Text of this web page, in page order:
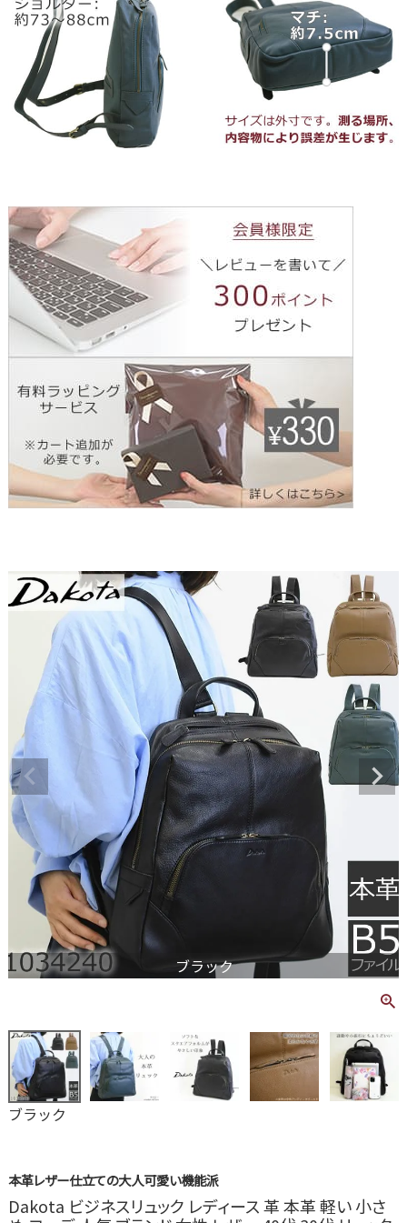
ブラック
ブラック
本革レザー仕立ての大人可愛い機能派
Dakota ビジネスリュック レディース 革 本革 軽い 小さ